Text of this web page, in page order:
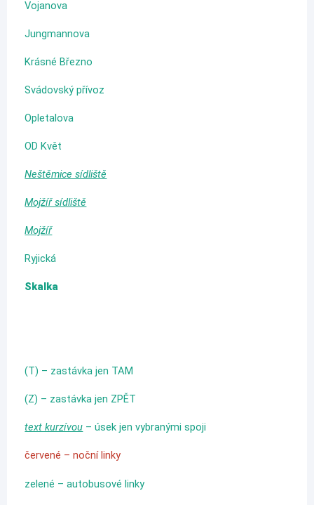
Vojanova
Jungmannova
Krásné Březno
Svádovský přívoz
Opletalova
OD Květ
Neštěmice sídliště
Mojžíř sídliště
Mojžíř
Ryjická
Skalka
(T) – zastávka jen TAM
(Z) – zastávka jen ZPĚT
text kurzívou – úsek jen vybranými spoji
červené – noční linky
zelené – autobusové linky